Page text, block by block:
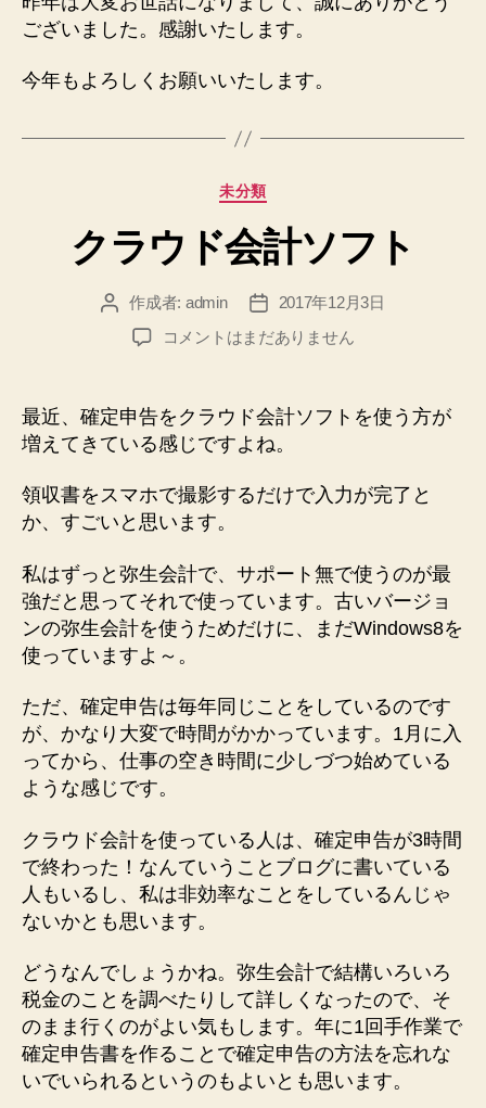
く
お
い
へ
の
ございました。感謝いたします。
今年もよろしくお願いいたします。
カ
ゴ
リ
未分類
クラウド会計ソフト
投 作成者: admin
投
稿
日
2017年12月3日
ク
ド
会
計
フ
ト
の
コメントはまだありません
最近、確定申告をクラウド会計ソフトを使う方が
増えてきている感じですよね。
領収書をスマホで撮影するだけで入力が完了と
か、すごいと思います。
私はずっと弥生会計で、サポート無で使うのが最
強だと思ってそれで使っています。古いバージョ
ンの弥生会計を使うためだけに、まだWindows8を
使っていますよ～。
ただ、確定申告は毎年同じことをしているのです
が、かなり大変で時間がかかっています。1月に入
ってから、仕事の空き時間に少しづつ始めている
ような感じです。
クラウド会計を使っている人は、確定申告が3時間
で終わった！なんていうことブログに書いている
人もいるし、私は非効率なことをしているんじゃ
ないかとも思います。
どうなんでしょうかね。弥生会計で結構いろいろ
税金のことを調べたりして詳しくなったので、そ
のまま行くのがよい気もします。年に1回手作業で
確定申告書を作ることで確定申告の方法を忘れな
いでいられるというのもよいとも思います。